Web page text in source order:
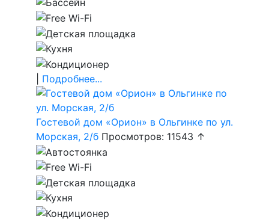
Подробнее...
Гостевой дом «Орион» в Ольгинке по ул.
Морская, 2/б Просмотров: 11543 ↑